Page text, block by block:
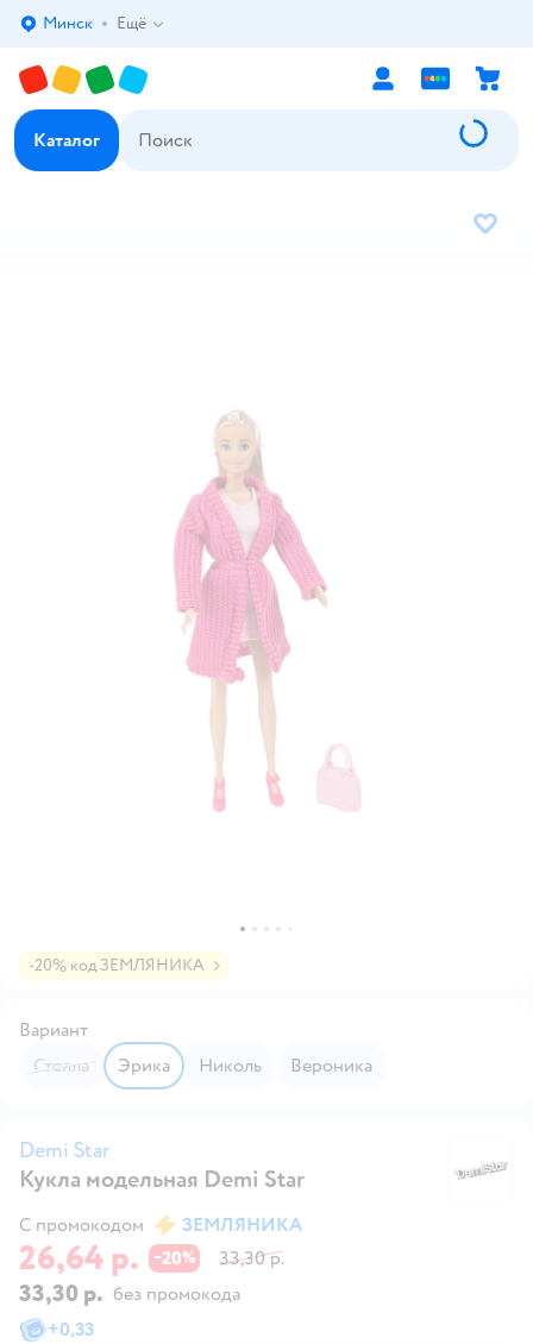
Выбор адреса доставки.
Минск Ещё
Каталог
В
-20% код ЗЕМЛЯНИКА
Вариант
Стелла
Эрика Николь Вероника
Demi Star
Кукла модельная Demi Star
С промокодом
ЗЕМЛЯНИКА
26,64 р. −20% 33,30 р.
33,30 р. без промокода
+0,33